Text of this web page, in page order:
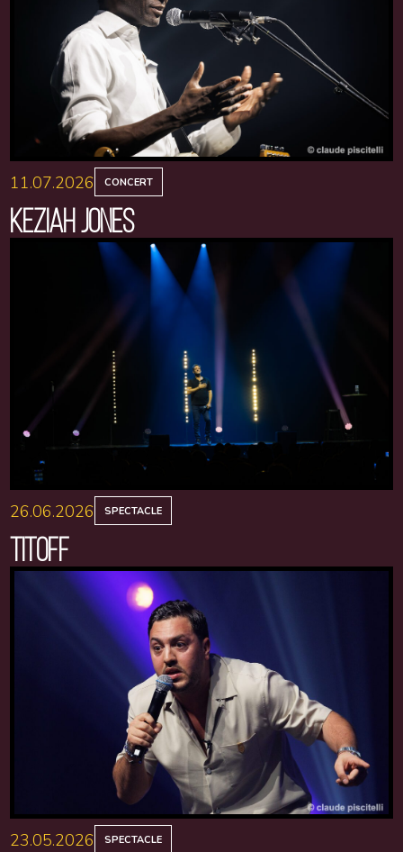
11.07.2026 CONCERT
KEZIAH JONES
26.06.2026 SPECTACLE
TITOFF
23.05.2026 SPECTACLE